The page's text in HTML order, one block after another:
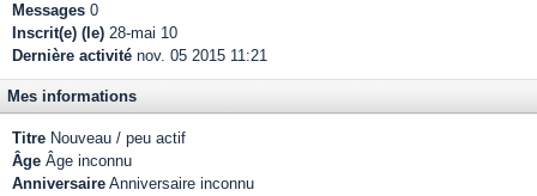
Messages 0
Inscrit(e) (le) 28-mai 10
Dernière activité nov. 05 2015 11:21
Mes informations
Titre Nouveau / peu actif
Âge Âge inconnu
Anniversaire Anniversaire inconnu